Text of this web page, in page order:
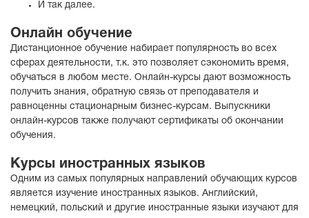
И так далее.
Онлайн обучение
Дистанционное обучение набирает популярность во всех
сферах деятельности, т.к. это позволяет сэкономить время,
обучаться в любом месте. Онлайн-курсы дают возможность
получить знания, обратную связь от преподавателя и
равноценны стационарным бизнес-курсам. Выпускники
онлайн-курсов также получают сертификаты об окончании
обучения.
Курсы иностранных языков
Одним из самых популярных направлений обучающих курсов
является изучение иностранных языков. Английский,
немецкий, польский и другие иностранные языки изучают для